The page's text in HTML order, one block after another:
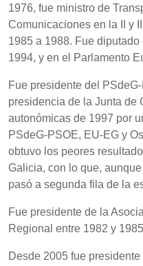
1976, fue ministro de
Comunicaciones en la II y
1985 a 1988. Fue
1994, y en el Parlamento
Fue presidente del
presidencia de la Junta de
autonómicas de 1997 por
PSdeG-PSOE, EU-EG y
obtuvo los peores
Galicia, con lo que,
pasó a segunda fila de la
Fue presidente de la
Regional entre 1982 y
Desde 2005 fue